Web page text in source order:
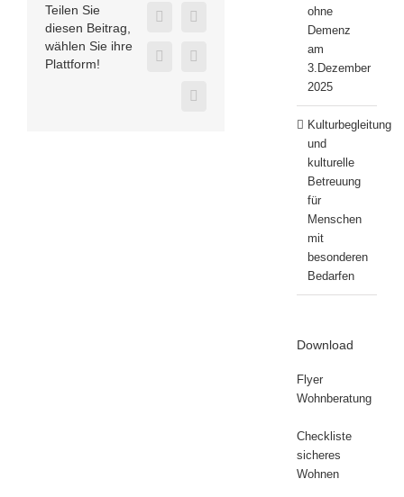
Teilen Sie
diesen Beitrag,
wählen Sie ihre
Plattform!
LinkedInWhatsApp
E-
Telegram
Xing
ohne
Demenz
am
3.Dezember
2025
Kulturbegleitung
und
kulturelle
Betreuung
für
Menschen
mit
besonderen
Bedarfen
Download
Flyer
Wohnberatung
Checkliste
sicheres
Wohnen